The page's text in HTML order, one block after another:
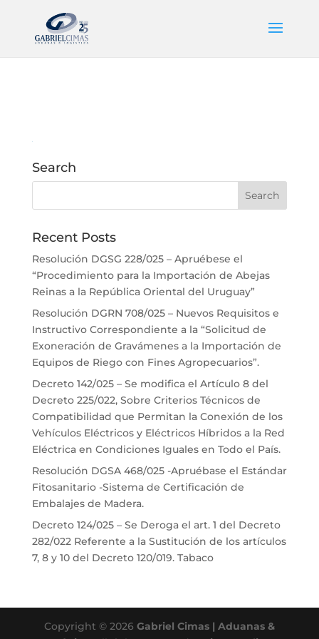
Search
Recent Posts
Resolución DGSG 228/025 – Apruébese el
“Procedimiento para la Importación de Abejas
Reinas a la República Oriental del Uruguay”
Resolución DGRN 708/025 – Nuevos Requisitos e
Instructivo Correspondiente a la “Solicitud de
Exoneración de Gravámenes a la Importación de
Equipos de Riego con Fines Agropecuarios”.
Decreto 142/025 – Se modifica el Artículo 8 del
Decreto 225/022, Sobre Criterios Técnicos de
Compatibilidad que Permitan la Conexión de los
Vehículos Eléctricos y Eléctricos Híbridos a la Red
Eléctrica en Condiciones Iguales en Todo el País.
Resolución DGSA 468/025 -Apruébase el Estándar
Fitosanitario -Sistema de Certificación de
Embalajes de Madera.
Decreto 124/025 – Se Deroga el art. 1 del Decreto
282/022 Referente a la Sustitución de los artículos
7, 8 y 10 del Decreto 120/019. Tabaco
Copyright © 2026 Gabriel Cimas | Aduanas &